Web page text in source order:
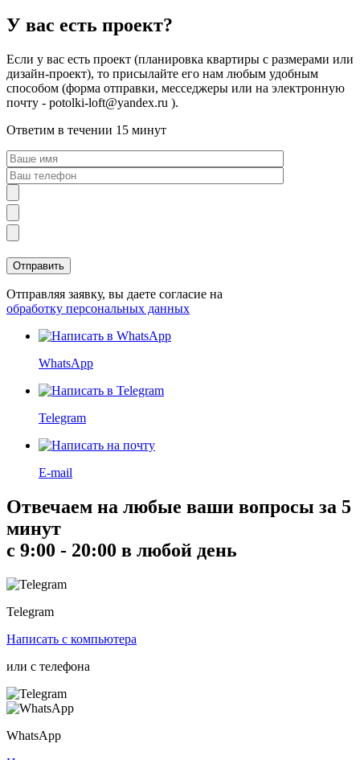
У вас есть проект?
Если у вас есть проект (планировка квартиры с размерами или
дизайн-проект), то присылайте его нам любым удобным
способом (форма отправки, месседжеры или на электронную
почту - potolki-loft@yandex.ru ).
Ответим в течении 15 минут
Отправляя заявку, вы даете согласие на
обработку персональных данных
WhatsApp
Telegram
E-mail
Отвечаем на любые ваши вопросы за 5
минут
с 9:00 - 20:00 в любой день
Telegram
Написать с компьютера
или с телефона
WhatsApp